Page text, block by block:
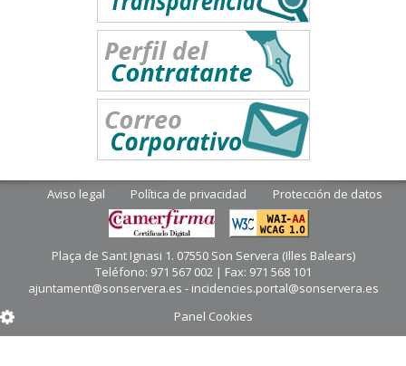
Aviso legal Política de privacidad Protección de datos
Plaça de Sant Ignasi 1. 07550 Son Servera (Illes Balears)
Teléfono: 971 567 002 | Fax: 971 568 101
ajuntament@sonservera.es - incidencies.portal@sonservera.es
Panel Cookies